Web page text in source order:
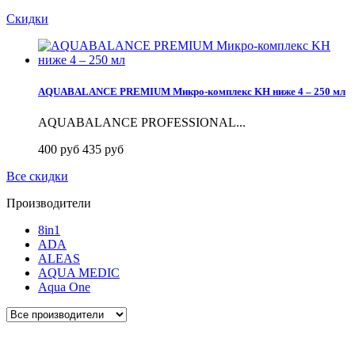
Скидки
AQUABALANCE PREMIUM Микро-комплекс KH ниже 4 – 250 мл
AQUABALANCE PROFESSIONAL...
400 руб 435 руб
Все скидки
Производители
8in1
ADA
ALEAS
AQUA MEDIC
Aqua One